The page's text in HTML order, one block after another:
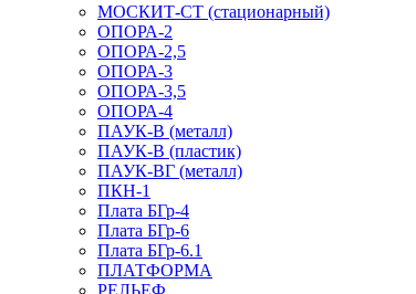
МОСКИТ-СТ (стационарный)
ОПОРА-2
ОПОРА-2,5
ОПОРА-3
ОПОРА-3,5
ОПОРА-4
ПАУК-В (металл)
ПАУК-В (пластик)
ПАУК-ВГ (металл)
ПКН-1
Плата БГр-4
Плата БГр-6
Плата БГр-6.1
ПЛАТФОРМА
РЕЛЬЕФ